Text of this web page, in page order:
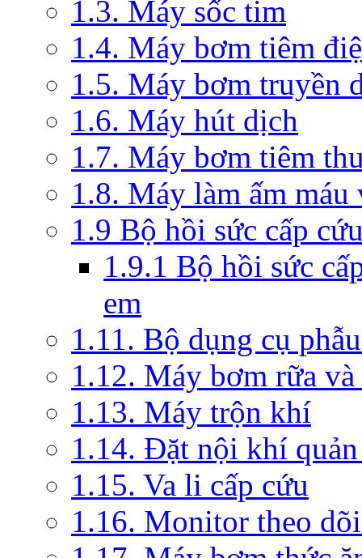
1.3. Máy sốc tim
1.4. Máy bơm tiêm
1.5. Máy bơm truyền
1.6. Máy hút dịch
1.7. Máy bơm tiêm
1.8. Máy làm ấm
1.9 Bộ hồi sức cấp
1.9.1 Bộ hồi sức
em
1.11. Bộ dụng cụ
1.12. Máy bơm rữa
1.13. Máy trộn khí
1.14. Đặt nội khí
1.15. Va li cấp cứu
1.16. Monitor theo